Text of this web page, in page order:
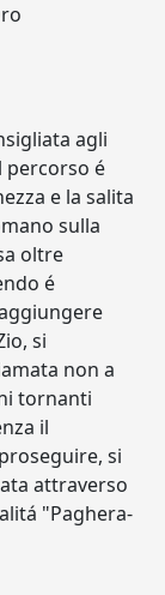
agli
percorso é
e la salita
sulla
oltre
é
si
non a
tornanti
il
si
attraverso
"Paghera-